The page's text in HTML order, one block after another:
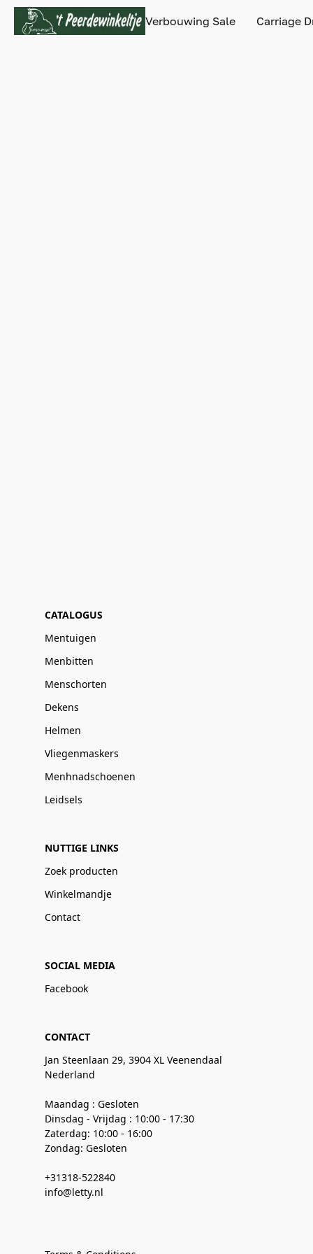
Verbouwing Sale Carriage
CATALOGUS
Mentuigen
Menbitten
Menschorten
Dekens
Helmen
Vliegenmaskers
Menhnadschoenen
Leidsels
NUTTIGE LINKS
Zoek producten
Winkelmandje
Contact
SOCIAL MEDIA
Facebook
CONTACT
Jan Steenlaan 29, 3904 XL Veenendaal
Nederland
Maandag : Gesloten
Dinsdag - Vrijdag : 10:00 - 17:30
Zaterdag: 10:00 - 16:00
Zondag: Gesloten
+31318-522840
info@letty.nl